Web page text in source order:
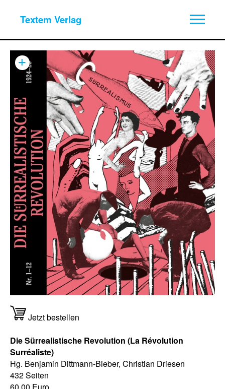
Textem Verlag
+
Jetzt bestellen
Die Sürrealistische Revolution (La Révolution
Surréaliste)
Hg. Benjamin Dittmann-Bieber, Christian Driesen
432 Seiten